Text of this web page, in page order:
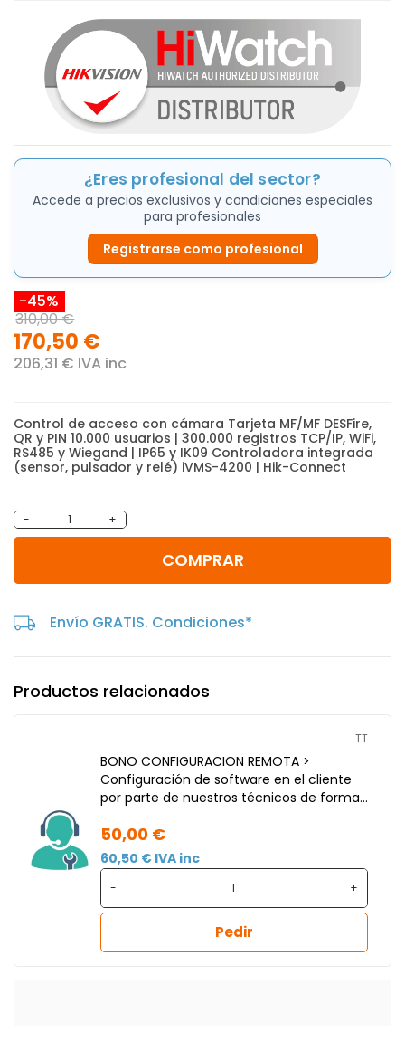
¿Eres profesional del sector?
Accede a precios exclusivos y condiciones especiales
para profesionales
Registrarse como profesional
-45%
310,00 €
170,50 €
206,31 € IVA inc
Control de acceso con cámara Tarjeta MF/MF DESFire,
QR y PIN 10.000 usuarios | 300.000 registros TCP/IP, WiFi,
RS485 y Wiegand | IP65 y IK09 Controladora integrada
(sensor, pulsador y relé) iVMS-4200 | Hik-Connect
- +
COMPRAR
Envío GRATIS. Condiciones*
Productos relacionados
TT
BONO CONFIGURACION REMOTA >
Configuración de software en el cliente
por parte de nuestros técnicos de forma
50,00 €
60,50 € IVA inc
- +
Pedir